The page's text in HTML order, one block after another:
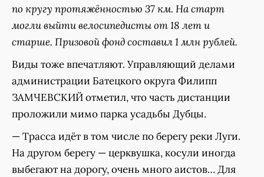
по кругу протяжённостью 37 км. На старт
могли выйти велосипедисты от 18 лет и
старше. Призовой фонд составил 1 млн рублей.
Виды тоже впечатляют. Управляющий делами
администрации Батецкого округа Филипп
ЗАМЧЕВСКИЙ отметил, что часть дистанции
проложили мимо парка усадьбы Дубцы.
— Трасса идёт в том числе по берегу реки Луги.
На другом берегу — церквушка, косули иногда
выбегают на дорогу, очень много аистов… Для